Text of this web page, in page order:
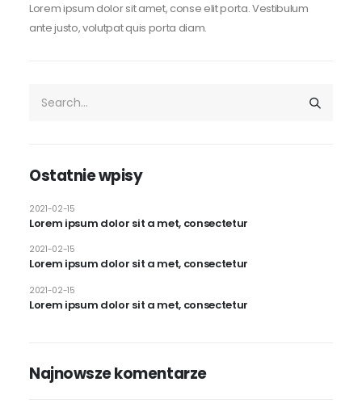
Lorem ipsum dolor sit amet, conse elit porta. Vestibulum
ante justo, volutpat quis porta diam.
Ostatnie wpisy
Lorem ipsum dolor sit a met, consectetur
2021-02-15
Lorem ipsum dolor sit a met, consectetur
2021-02-15
Lorem ipsum dolor sit a met, consectetur
2021-02-15
Najnowsze komentarze